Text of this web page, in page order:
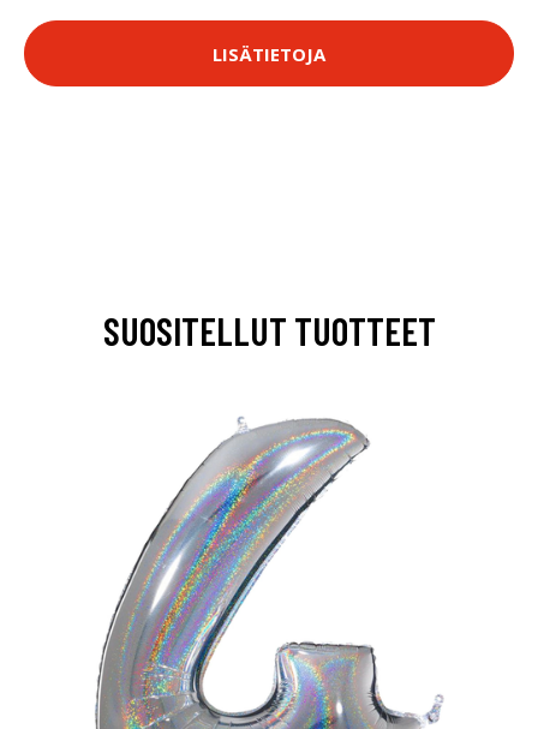
LISÄTIETOJA
SUOSITELLUT TUOTTEET